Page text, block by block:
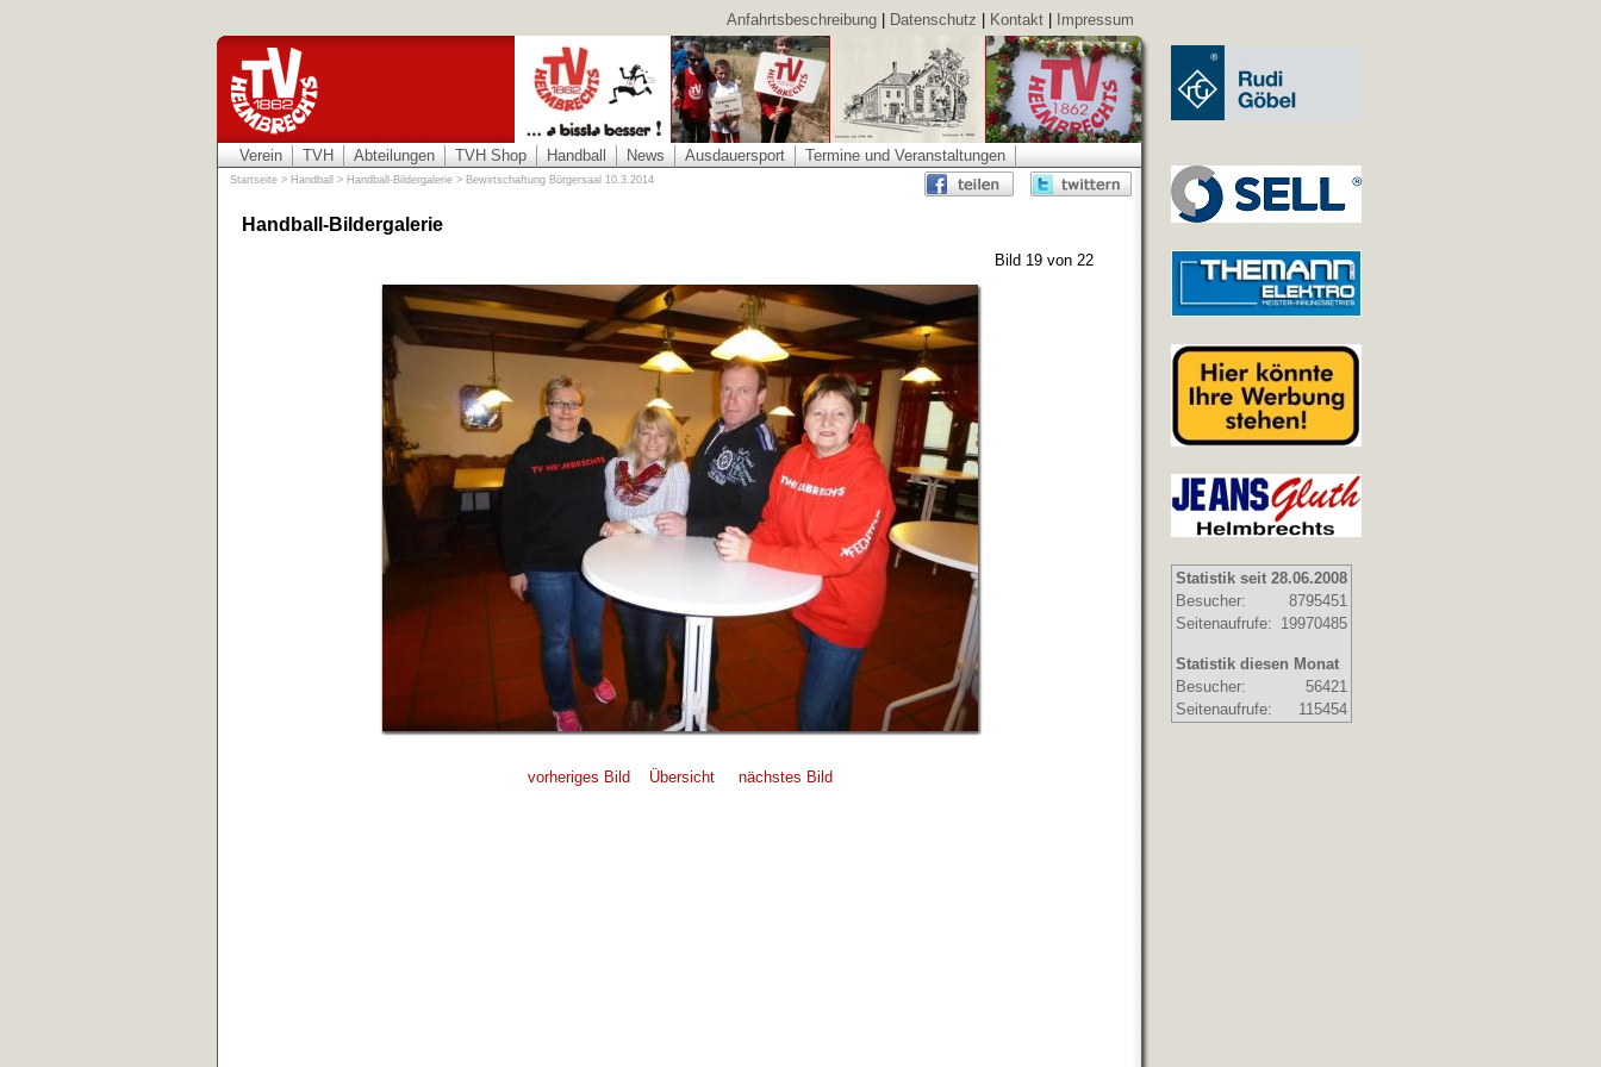
Anfahrtsbeschreibung Datenschutz Kontakt Impressum
Verein TVH Abteilungen TVH Shop Handball News Ausdauersport Termine und Veranstaltungen
Startseite > Handball > Handball-Bildergalerie > Bewirtschaftung Bürgersaal 10.3.2014
Handball-Bildergalerie
Bild 19 von 22
vorheriges Bild Übersicht nächstes Bild
Statistik seit 28.06.2008
Besucher:
8795451
Seitenaufrufe: 19970485
Statistik diesen Monat
Besucher:
56421
Seitenaufrufe:
115454